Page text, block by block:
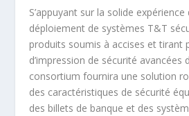
S’appuyant sur la solide expérience
déploiement de systèmes T&T
produits soumis à accises et tirant
d’impression de sécurité avancées
consortium fournira une solution
des caractéristiques de sécurité
des billets de banque et des